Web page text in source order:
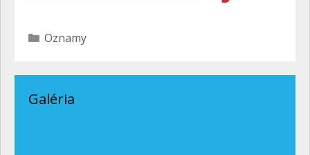
Kategórie
Oznamy
Galéria